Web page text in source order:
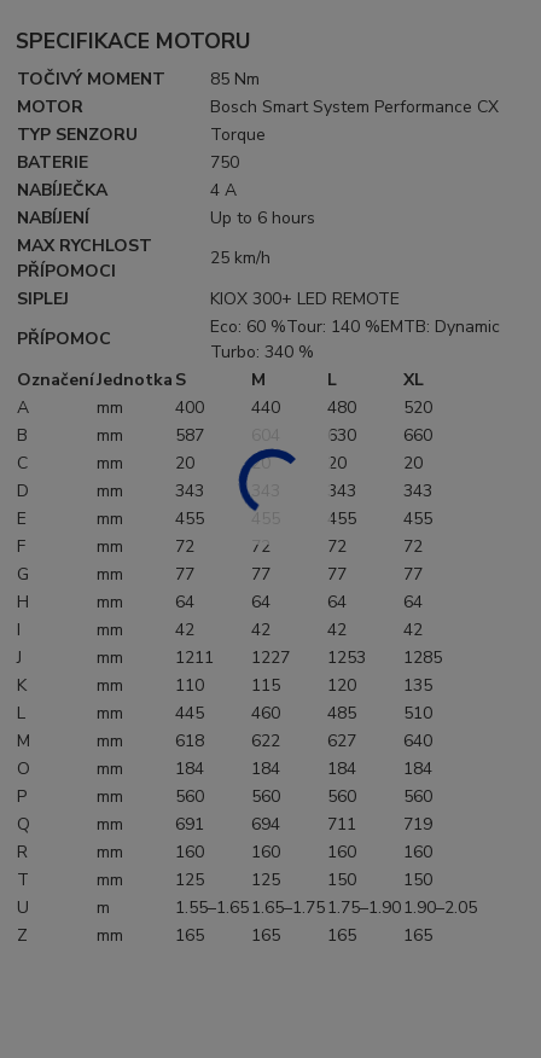
SPECIFIKACE MOTORU
TOČIVÝ MOMENT
85 Nm
MOTOR
Bosch Smart System Performance CX
TYP SENZORU
Torque
BATERIE
750
NABÍJEČKA
4 A
NABÍJENÍ
Up to 6 hours
MAX RYCHLOST
PŘÍPOMOCI
25 km/h
SIPLEJ
KIOX 300+ LED REMOTE
PŘÍPOMOC
Eco: 60 %Tour: 140 %EMTB: Dynamic
Turbo: 340 %
OznačeníJednotka S M L
XL
A
mm 400 440 480
520
B
mm 587 630
660
C
mm 20 20 20
20
D
mm 343 343
343
E
mm 455 455 455
455
F
mm 72 72 72
72
G
mm 77 77 77
77
H
mm 64 64 64
64
I
mm 42 42 42
42
J
mm 1211 1227 1253
1285
K
mm 110 115 120
135
L
mm 445 460 485
510
M
mm 618 622 627
640
O
mm 184 184 184
184
P
mm 560 560 560
560
Q
mm 691 694 711
719
R
mm 160 160 160
160
T
mm 125 125 150
150
U
m 1.55–1.651.65–1.751.75–1.901.90–2.05
Z
mm 165 165 165 165